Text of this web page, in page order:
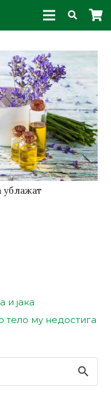
ублажат
и јака
тело му недостига